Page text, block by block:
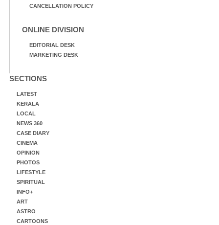
CANCELLATION POLICY
ONLINE DIVISION
EDITORIAL DESK
MARKETING DESK
SECTIONS
LATEST
KERALA
LOCAL
NEWS 360
CASE DIARY
CINEMA
OPINION
PHOTOS
LIFESTYLE
SPIRITUAL
INFO+
ART
ASTRO
CARTOONS